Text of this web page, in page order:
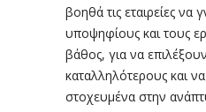
βοηθά τις εταιρείες να
υποψηφίους και τους
βάθος, για να
καταλληλότερους και
στοχευμένα στην